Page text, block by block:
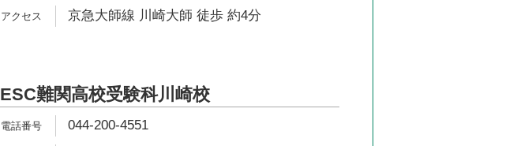
京急大師線 川崎大師 徒歩 約4分
ESC難関高校受験科川崎校
044-200-4551